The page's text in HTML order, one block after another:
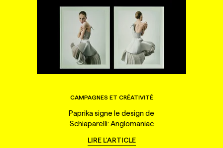
CAMPAGNES ET CRÉATIVITÉ
Paprika signe le design de
Schiaparelli: Anglomaniac
LIRE L'ARTICLE